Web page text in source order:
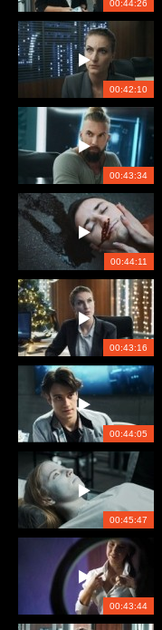
00:44:26
00:42:10
00:43:34
00:44:11
00:43:16
00:44:05
00:45:47
00:43:44